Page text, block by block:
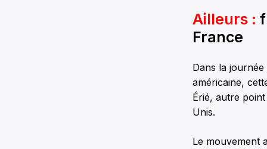
AiIleurs :
France
Dans la
américaine,
Érié, autre
Unis.
Le mouvement